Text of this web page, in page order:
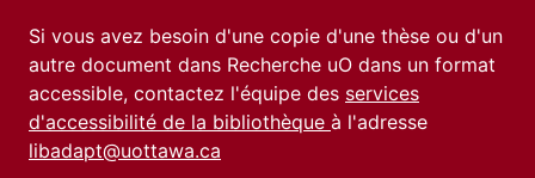
Si vous avez besoin d'une copie d'une thèse ou d'un
autre document dans Recherche uO dans un format
accessible, contactez l'équipe des services
d'accessibilité de la bibliothèque à l'adresse
libadapt@uottawa.ca